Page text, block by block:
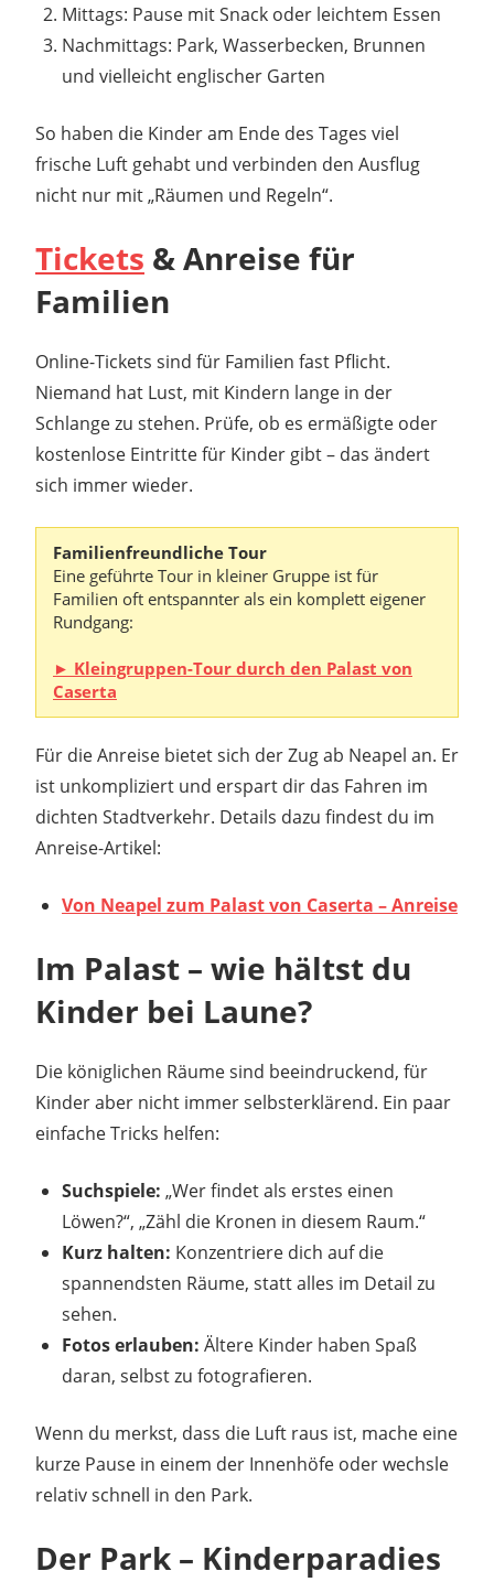
Mittags: Pause mit Snack oder leichtem Essen
Nachmittags: Park, Wasserbecken, Brunnen
und vielleicht englischer Garten
So haben die Kinder am Ende des Tages viel
frische Luft gehabt und verbinden den Ausflug
nicht nur mit „Räumen und Regeln“.
Tickets & Anreise für
Familien
Online-Tickets sind für Familien fast Pflicht.
Niemand hat Lust, mit Kindern lange in der
Schlange zu stehen. Prüfe, ob es ermäßigte oder
kostenlose Eintritte für Kinder gibt – das ändert
sich immer wieder.
Familienfreundliche Tour
Eine geführte Tour in kleiner Gruppe ist für
Familien oft entspannter als ein komplett eigener
Rundgang:
► Kleingruppen-Tour durch den Palast von
Caserta
Für die Anreise bietet sich der Zug ab Neapel an. Er
ist unkompliziert und erspart dir das Fahren im
dichten Stadtverkehr. Details dazu findest du im
Anreise-Artikel:
Von Neapel zum Palast von Caserta – Anreise
Im Palast – wie hältst du
Kinder bei Laune?
Die königlichen Räume sind beeindruckend, für
Kinder aber nicht immer selbsterklärend. Ein paar
einfache Tricks helfen:
Suchspiele: „Wer findet als erstes einen
Löwen?“, „Zähl die Kronen in diesem Raum.“
Kurz halten: Konzentriere dich auf die
spannendsten Räume, statt alles im Detail zu
sehen.
Fotos erlauben: Ältere Kinder haben Spaß
daran, selbst zu fotografieren.
Wenn du merkst, dass die Luft raus ist, mache eine
kurze Pause in einem der Innenhöfe oder wechsle
relativ schnell in den Park.
Der Park – Kinderparadies